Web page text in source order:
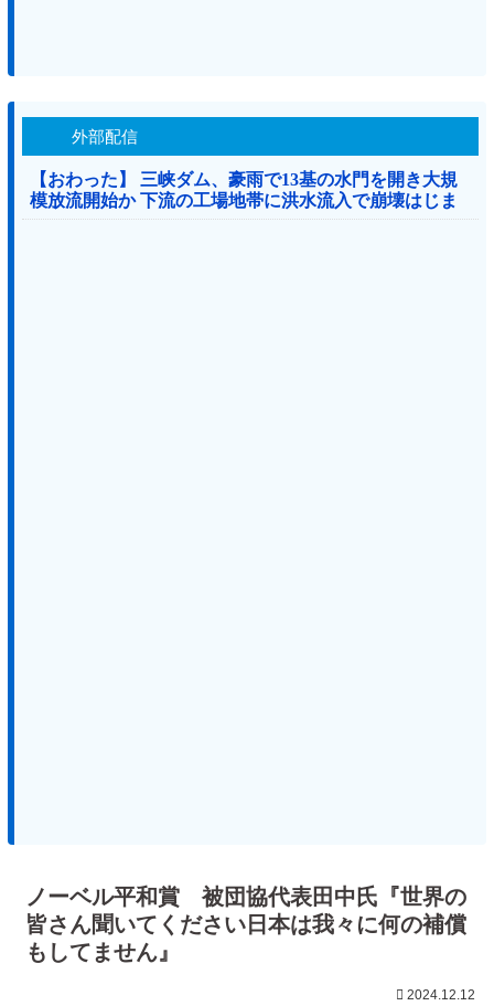
外部配信
【おわった】 三峡ダム、豪雨で13基の水門を開き大規
模放流開始か 下流の工場地帯に洪水流入で崩壊はじま
る
ノーベル平和賞 被団協代表田中氏『世界の
皆さん聞いてください日本は我々に何の補償
もしてません』
2024.12.12